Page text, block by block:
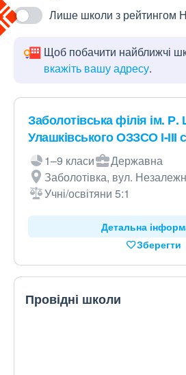
Лише школи з рейтингом
Щоб побачити найближчі
вкажіть вашу адресу.
Заболотівська філія ім.
Улашківського ОЗЗСО І-ІІІ
1–9 класи
Державна
Заболотівка, вул.
Учні/освітяни 5:1
Детальна
Зберегти
Провідні школи